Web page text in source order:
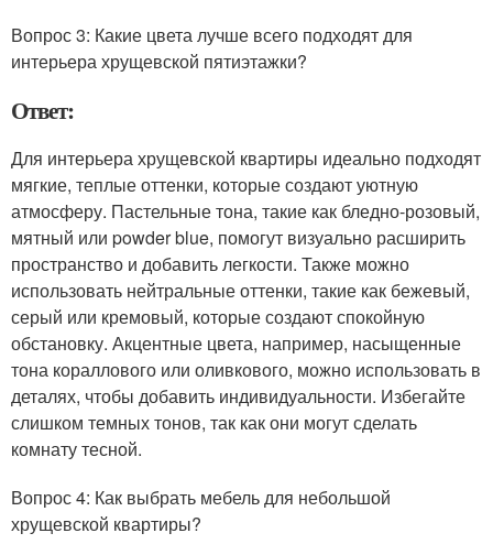
Вопрос 3: Какие цвета лучше всего подходят для
интерьера хрущевской пятиэтажки?
Ответ:
Для интерьера хрущевской квартиры идеально подходят
мягкие, теплые оттенки, которые создают уютную
атмосферу. Пастельные тона, такие как бледно-розовый,
мятный или powder blue, помогут визуально расширить
пространство и добавить легкости. Также можно
использовать нейтральные оттенки, такие как бежевый,
серый или кремовый, которые создают спокойную
обстановку. Акцентные цвета, например, насыщенные
тона кораллового или оливкового, можно использовать в
деталях, чтобы добавить индивидуальности. Избегайте
слишком темных тонов, так как они могут сделать
комнату тесной.
Вопрос 4: Как выбрать мебель для небольшой
хрущевской квартиры?